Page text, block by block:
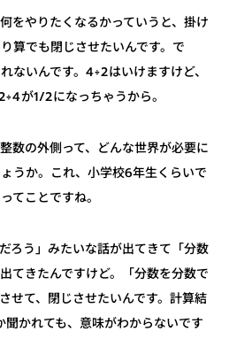
をやりたくなるかっていうと、掛け
算でも閉じさせたいんです。で
ないんです。4÷2はいけますけど、
が1/2になっちゃうから。
数の外側って、どんな世界が必要に
うか。これ、小学校6年生くらいで
てことですね。
ろう」みたいな話が出てきて「分数
てきたんですけど。「分数を分数で
せて、閉じさせたいんです。計算結
かれても、意味がわからないです